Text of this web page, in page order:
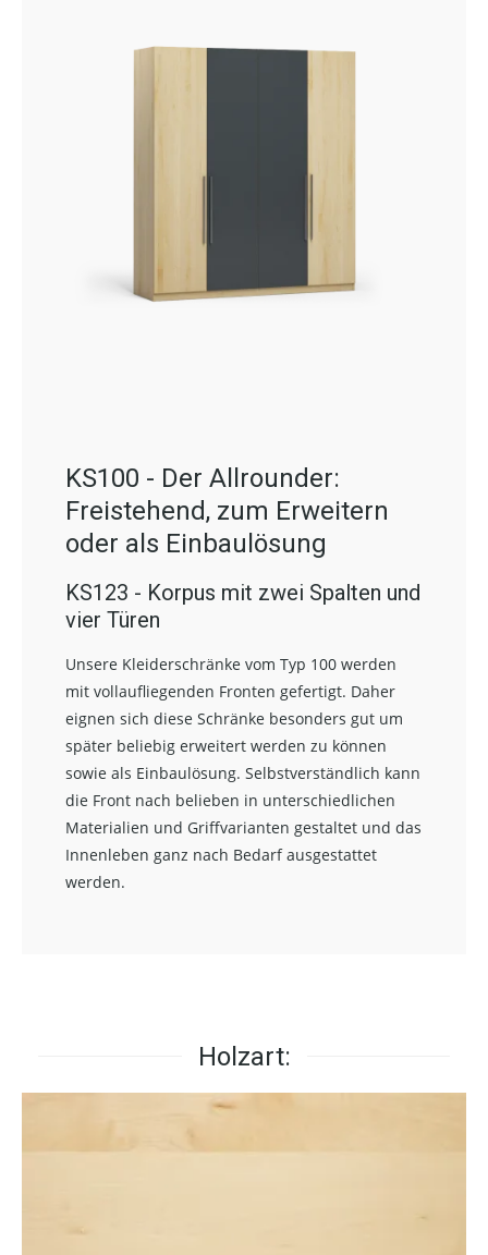
KS100 - Der Allrounder:
Freistehend, zum Erweitern
oder als Einbaulösung
KS123 - Korpus mit zwei Spalten und
vier Türen
Unsere Kleiderschränke vom Typ 100 werden
mit vollaufliegenden Fronten gefertigt. Daher
eignen sich diese Schränke besonders gut um
später beliebig erweitert werden zu können
sowie als Einbaulösung. Selbstverständlich kann
die Front nach belieben in unterschiedlichen
Materialien und Griffvarianten gestaltet und das
Innenleben ganz nach Bedarf ausgestattet
werden.
Holzart: